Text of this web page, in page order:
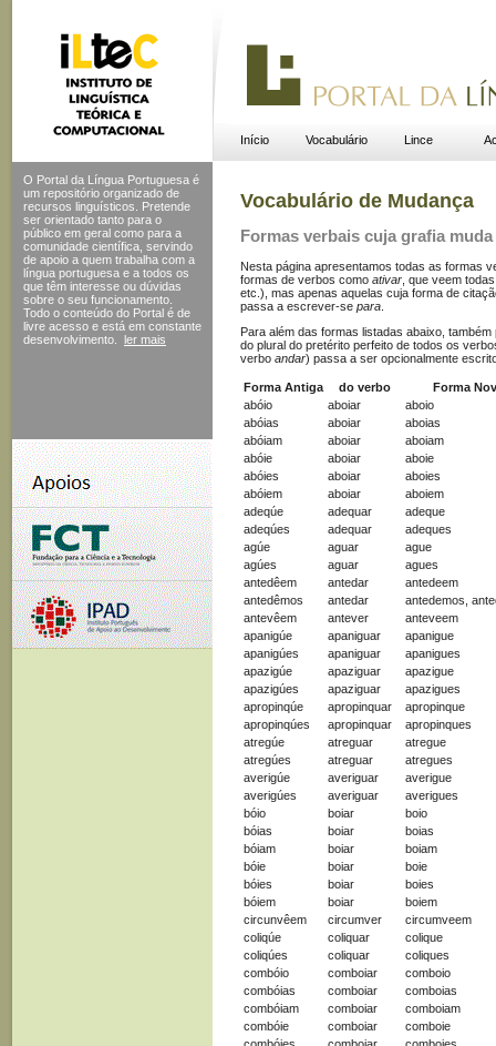
Início Vocabulário Lince
O Portal da Língua Portuguesa é
um repositório organizado de
recursos linguísticos. Pretende
ser orientado tanto para o
público em geral como para a
comunidade científica, servindo
de apoio a quem trabalha com a
língua portuguesa e a todos os
que têm interesse ou dúvidas
sobre o seu funcionamento.
Todo o conteúdo do Portal é de
livre acesso e está em constante
desenvolvimento.
ler mais
Vocabulário de Mudança
Formas verbais cuja grafia muda
Nesta página apresentamos todas as formas
formas de verbos como ativar , que veem
etc.), mas apenas aquelas cuja forma de
passa a escrever-se para
Para além das formas listadas abaixo,
do plural do pretérito perfeito de todos os
verbo andar) passa a ser opcionalmente
Forma Antiga do verbo
Forma
abóio
aboiar
aboio
abóias
aboiar
aboias
abóiam
aboiar
aboiam
abóie
aboiar
aboie
abóies
aboiar
aboies
abóiem
aboiar
aboiem
adeqúe
adequar
adeque
adeqúes
adequar
adeques
agúe
aguar
ague
agúes
aguar
agues
antedêem
antedar
antedeem
antedêmos
antedar
antedemos,
antevêem
antever
anteveem
apanigúe
apaniguar
apanigue
apanigúes
apaniguar
apanigues
apazigúe
apaziguar
apazigue
apazigúes
apaziguar
apazigues
apropinqúe
apropinquar
apropinque
apropinqúes
apropinquar
apropinques
atregúe
atreguar
atregue
atregúes
atreguar
atregues
averigúe
averiguar
averigue
averigúes
averiguar
averigues
bóio
boiar
boio
bóias
boiar
boias
bóiam
boiar
boiam
bóie
boiar
boie
bóies
boiar
boies
bóiem
boiar
boiem
circunvêem
circumver
circumveem
coliqúe
coliquar
colique
coliqúes
coliquar
coliques
combóio
comboiar
comboio
combóias
comboiar
comboias
combóiam
comboiar
comboiam
combóie
comboiar
comboie